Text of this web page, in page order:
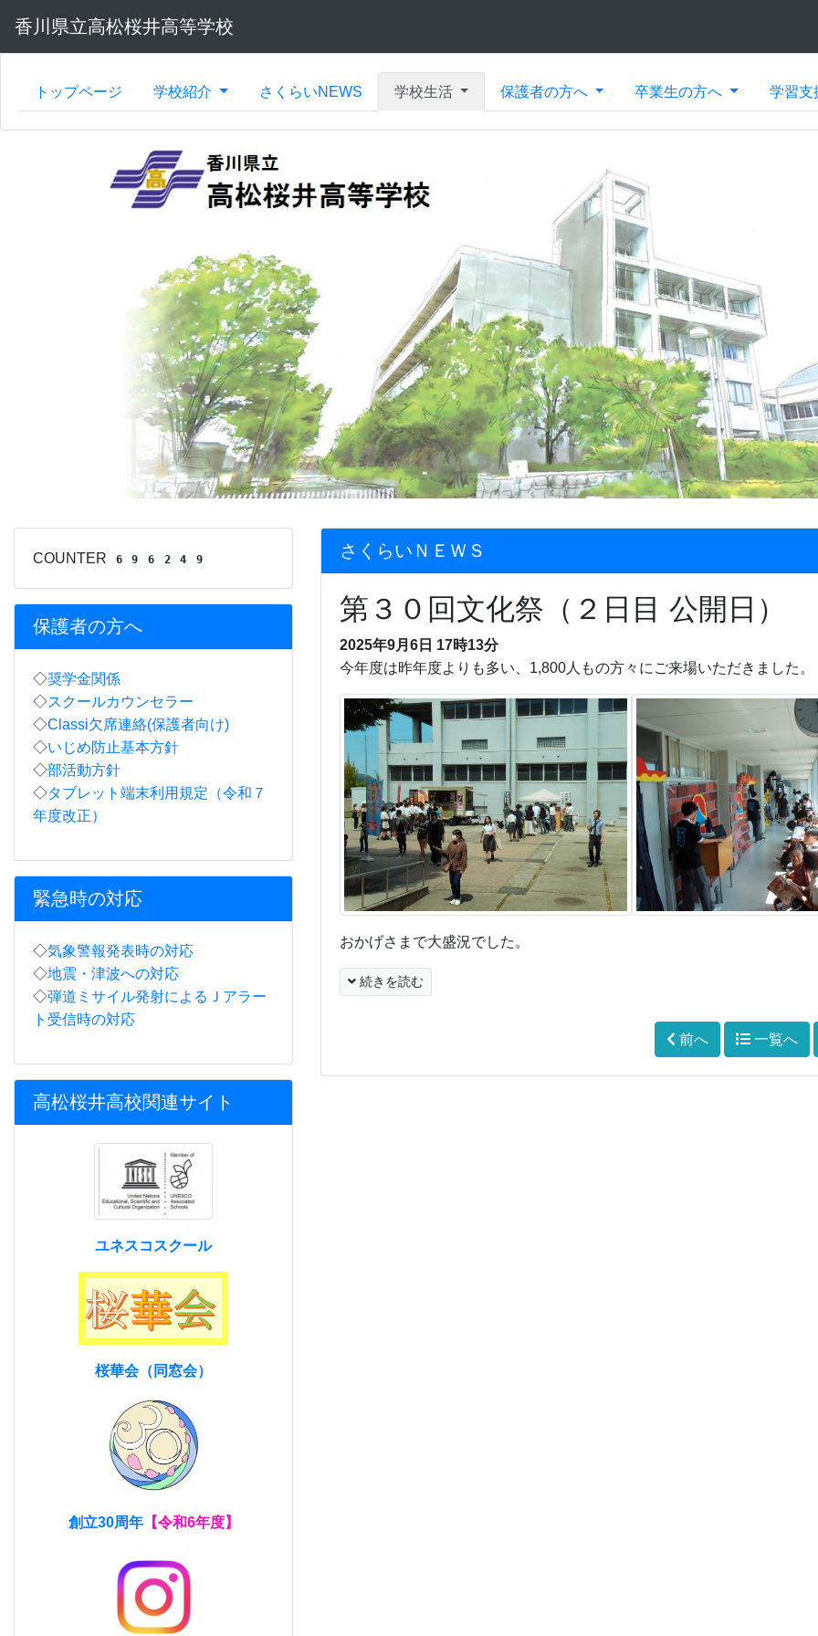
香川県立高松桜井高等学校
トップページ 学校紹介 さくらいNEWS 学校生活 保護者の方へ 卒業生の方へ 学習支
COUNTER 6 9 6 2 4 9
保護者の方へ
◇奨学金関係
◇スクールカウンセラー
◇Classi欠席連絡(保護者向け)
◇いじめ防止基本方針
◇部活動方針
◇タブレット端末利用規定（令和７
年度改正）
緊急時の対応
◇気象警報発表時の対応
◇地震・津波への対応
◇弾道ミサイル発射によるＪアラー
ト受信時の対応
高松桜井高校関連サイト
ユネスコスクール
桜華会（同窓会）
創立30周年【令和6年度】
さくらいＮＥＷＳ
第３０回文化祭（２日目 公開日）
2025年9月6日 17時13分
今年度は昨年度よりも多い、1,800人もの方々にご来場いただきました。
おかげさまで大盛況でした。
続きを読む
前へ 一覧へ